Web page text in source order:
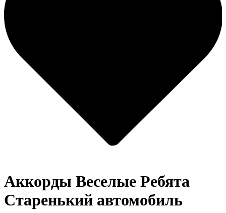
Аккорды Веселые Ребята
Старенький автомобиль